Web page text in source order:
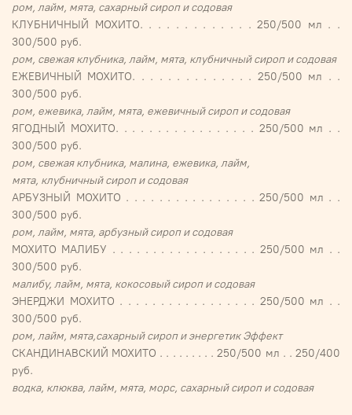
ром, лайм, мята, сахарный сироп и содовая
КЛУБНИЧНЫЙ МОХИТО. . . . . . . . . . . . . 250/500 мл . .
300/500 руб.
ром, свежая клубника, лайм, мята, клубничный сироп и содовая
ЕЖЕВИЧНЫЙ МОХИТО. . . . . . . . . . . . . . 250/500 мл . .
300/500 руб.
ром, ежевика, лайм, мята, ежевичный сироп и содовая
ЯГОДНЫЙ МОХИТО. . . . . . . . . . . . . . . . . 250/500 мл . .
300/500 руб.
ром, свежая клубника, малина, ежевика, лайм,
мята, клубничный сироп и содовая
АРБУЗНЫЙ МОХИТО . . . . . . . . . . . . . . . . 250/500 мл . .
300/500 руб.
ром, лайм, мята, арбузный сироп и содовая
МОХИТО МАЛИБУ . . . . . . . . . . . . . . . . . . 250/500 мл . .
300/500 руб.
малибу, лайм, мята, кокосовый сироп и содовая
ЭНЕРДЖИ МОХИТО . . . . . . . . . . . . . . . . . 250/500 мл . .
300/500 руб.
ром, лайм, мята,сахарный сироп и энергетик Эффект
СКАНДИНАВСКИЙ МОХИТО . . . . . . . . . 250/500 мл . . 250/400
руб.
водка, клюква, лайм, мята, морс, сахарный сироп и содовая